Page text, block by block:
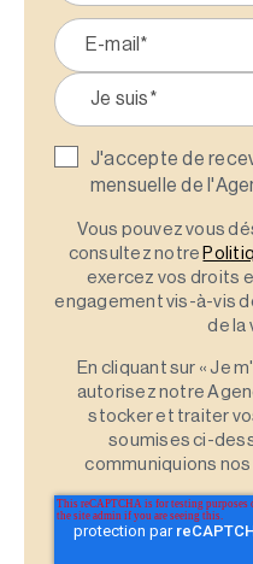
J'accepte de
mensuelle de
Vous pouvez vous
consultez notre
exercez vos droits
engagement vis-à-vis
de la
En cliquant sur « Je
autorisez notre
stocker et traiter
soumises ci-
communiquions